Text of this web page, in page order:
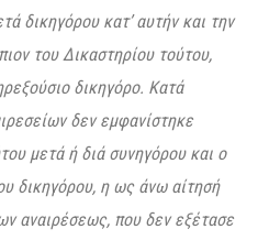
δικηγόρου κατ’ αυτήν και την
του Δικαστηρίου τούτου,
δικηγόρο. Κατά
δεν εμφανίστηκε
μετά ή διά συνηγόρου και ο
δικηγόρου, η ως άνω αίτησή
αναιρέσεως, που δεν εξέτασε